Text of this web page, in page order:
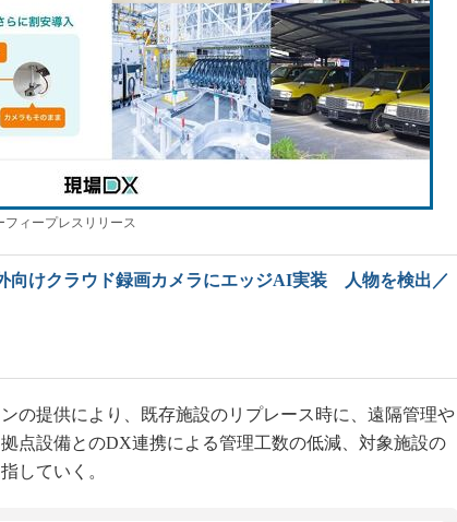
ィープレスリリース
向けクラウド録画カメラにエッジAI実装 人物を検出／
の提供により、既存施設のリプレース時に、遠隔管理や
点設備とのDX連携による管理工数の低減、対象施設の
していく。